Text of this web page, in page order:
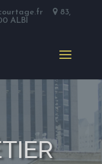
83,
ALBI